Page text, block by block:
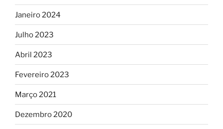
Janeiro 2024
Julho 2023
Abril 2023
Fevereiro 2023
Março 2021
Dezembro 2020